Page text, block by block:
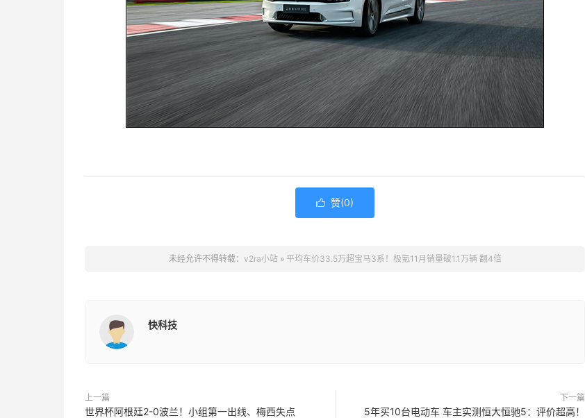
 赞(0)
未经允许不得转载： v2ra小站» 平均车价33.5万超宝马3系！极氪11月销量破1.1万辆 翻4倍
快科技
上一篇
世界杯阿根廷2-0波兰！小组第一出线、梅西失点
下一篇
5年买10台电动车 车主实测恒大恒驰5：评价超高！